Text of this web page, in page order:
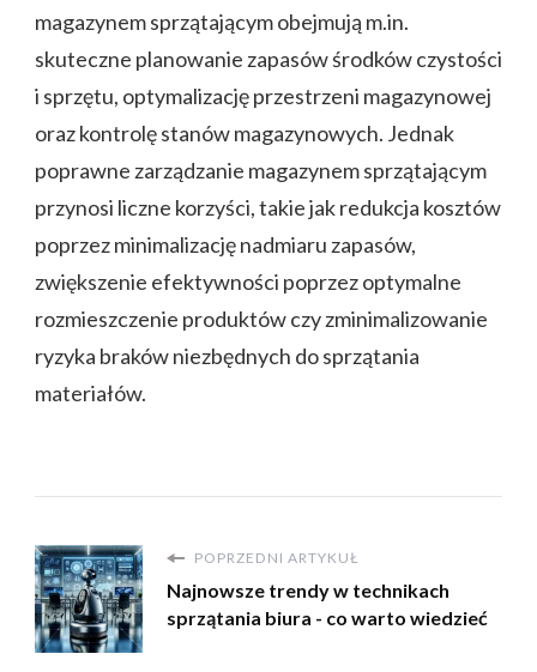
magazynem sprzątającym obejmują m.in.
skuteczne planowanie zapasów środków czystości
i sprzętu, optymalizację przestrzeni magazynowej
oraz kontrolę stanów magazynowych. Jednak
poprawne zarządzanie magazynem sprzątającym
przynosi liczne korzyści, takie jak redukcja kosztów
poprzez minimalizację nadmiaru zapasów,
zwiększenie efektywności poprzez optymalne
rozmieszczenie produktów czy zminimalizowanie
ryzyka braków niezbędnych do sprzątania
materiałów.
POPRZEDNI ARTYKUŁ
Najnowsze trendy w technikach
sprzątania biura - co warto wiedzieć